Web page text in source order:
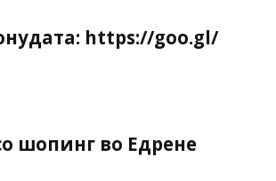
https://goo.gl/
шопинг во Едрене